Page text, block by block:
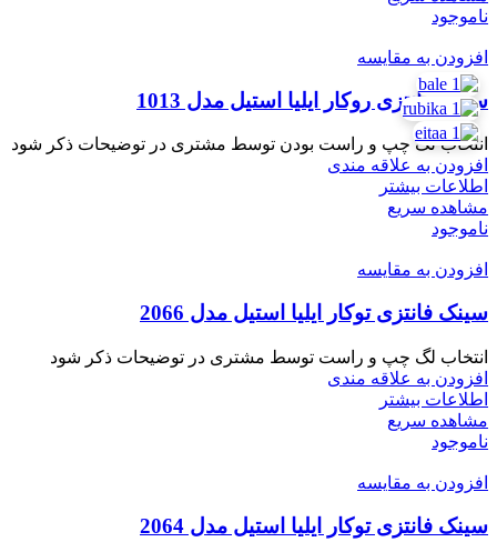
ناموجود
افزودن به مقایسه
سینک فانتزی روکار ایلیا استیل مدل 1013
انتخاب لگ چپ و راست بودن توسط مشتری در توضیحات ذکر شود
افزودن به علاقه مندی
اطلاعات بیشتر
مشاهده سریع
ناموجود
افزودن به مقایسه
سینک فانتزی توکار ایلیا استیل مدل 2066
انتخاب لگ چپ و راست توسط مشتری در توضیحات ذکر شود
افزودن به علاقه مندی
اطلاعات بیشتر
مشاهده سریع
ناموجود
افزودن به مقایسه
سینک فانتزی توکار ایلیا استیل مدل 2064